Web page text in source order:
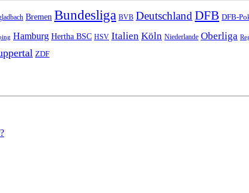
Bremen Bundesliga BVB Deutschland DFB DFB-
Hamburg Hertha BSC HSV Italien Köln Niederlande Oberliga
ZDF